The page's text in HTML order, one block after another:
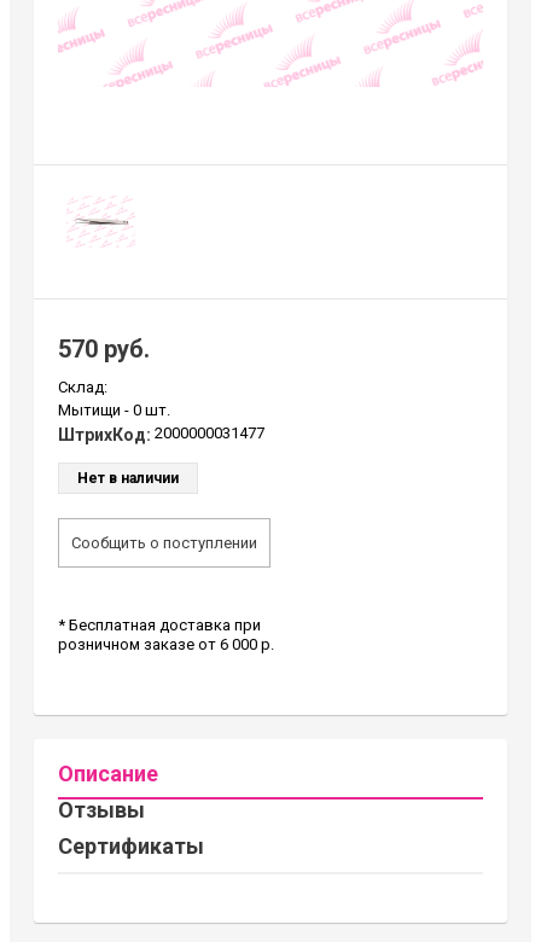
570 руб.
Склад:
Мытищи - 0 шт.
ШтрихКод: 2000000031477
Нет в наличии
Сообщить о поступлении
* Бесплатная доставка при
розничном заказе от 6 000 р.
Описание
Отзывы
Сертификаты